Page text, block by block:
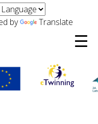
by Translate